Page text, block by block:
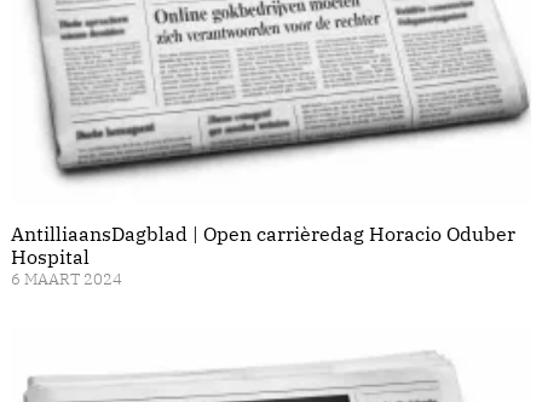
AntilliaansDagblad | Open carrièredag Horacio Oduber
Hospital
6 MAART 2024